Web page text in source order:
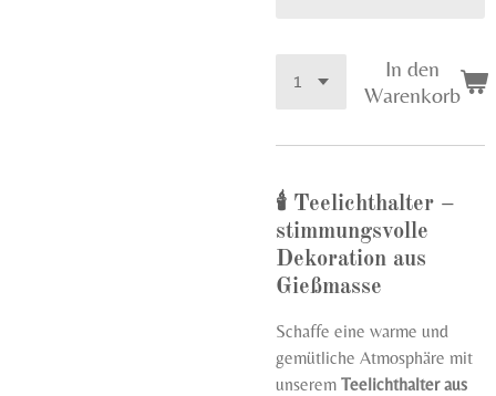
In den
Warenkorb
🕯 Teelichthalter –
stimmungsvolle
Dekoration aus
Gießmasse
Schaffe eine warme und
gemütliche Atmosphäre mit
unserem Teelichthalter aus